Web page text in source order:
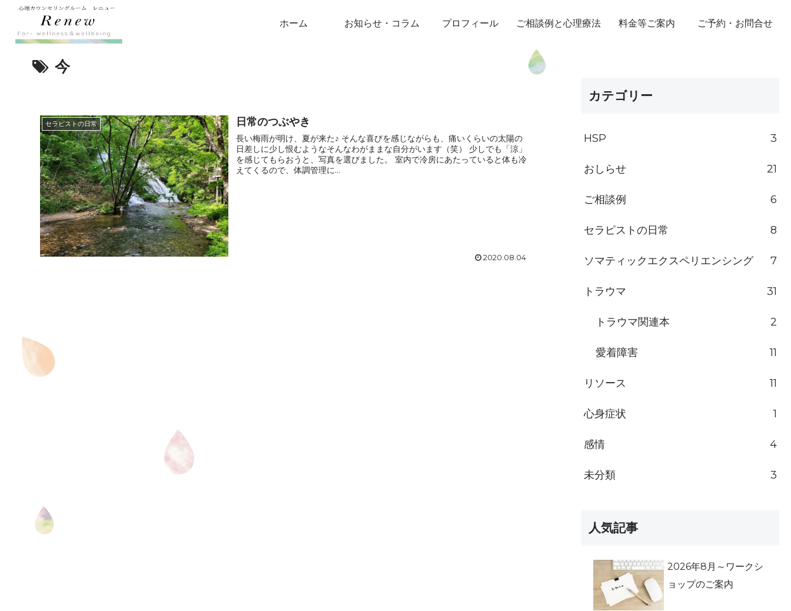
ホーム お知らせ・コラム プロフィール ご相談例と心理療法 料金等ご案内 ご予約・お問合せ
今
セラピストの日常 日常のつぶやき
長い梅雨が明け、夏が来た♪ そんな喜びを感じながらも、痛いくらいの太陽の
日差しに少し恨むようなそんなわがままな自分がいます（笑） 少しでも「涼」
を感じてもらおうと、写真を選びました。 室内で冷房にあたっていると体も冷
えてくるので、体調管理に...
2020.08.04
カテゴリー
HSP 3
おしらせ 21
ご相談例 6
セラピストの日常 8
ソマティックエクスペリエンシング 7
トラウマ 31
トラウマ関連本 2
愛着障害 11
リソース 11
心身症状 1
感情 4
未分類 3
人気記事
2026年8月～ワークシ
ョップのご案内